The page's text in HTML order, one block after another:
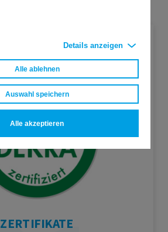
Details anzeigen
Alle ablehnen
Auswahl speichern
Alle akzeptieren
ZERTIFIKATE